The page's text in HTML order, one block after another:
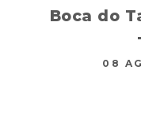
Boca do
08